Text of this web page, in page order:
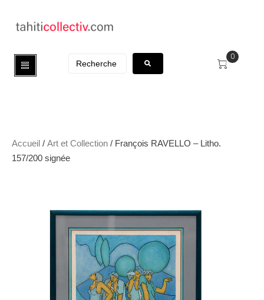
0
Accueil / Art et Collection / François RAVELLO – Litho.
157/200 signée